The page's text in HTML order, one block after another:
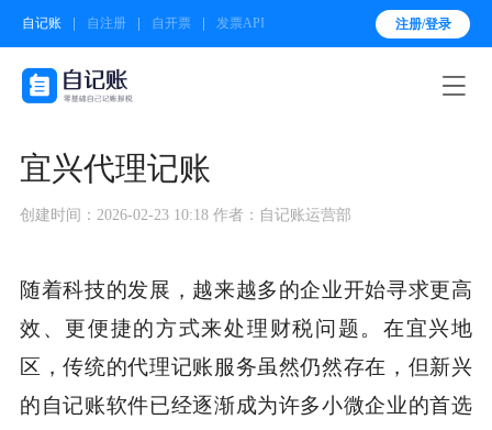
自记账 自注册 自开票 发票API 注册/登录

宜兴代理记账
创建时间：2026-02-23 10:18 作者：自记账运营部
随着科技的发展，越来越多的企业开始寻求更高
效、更便捷的方式来处理财税问题。在宜兴地
区，传统的代理记账服务虽然仍然存在，但新兴
的自记账软件已经逐渐成为许多小微企业的首选